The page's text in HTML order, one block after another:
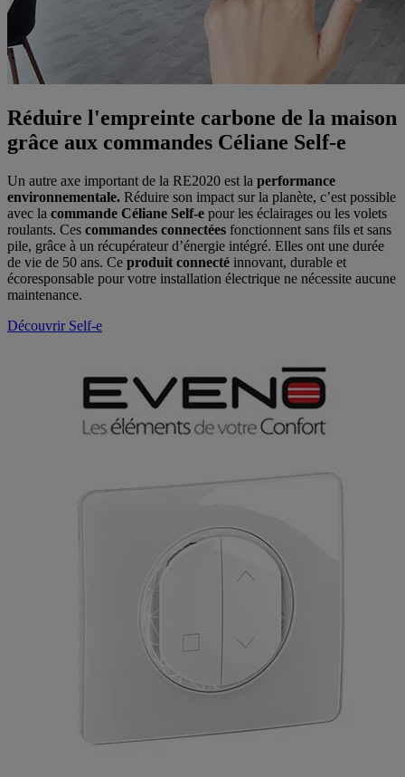
Réduire l'empreinte carbone de la maison
grâce aux commandes Céliane Self-e
Un autre axe important de la RE2020 est la performance
environnementale. Réduire son impact sur la planète, c’est possible
avec la commande Céliane Self-e pour les éclairages ou les volets
roulants. Ces commandes connectées fonctionnent sans fils et sans
pile, grâce à un récupérateur d’énergie intégré. Elles ont une durée
de vie de 50 ans. Ce produit connecté innovant, durable et
écoresponsable pour votre installation électrique ne nécessite aucune
maintenance.
Découvrir Self-e